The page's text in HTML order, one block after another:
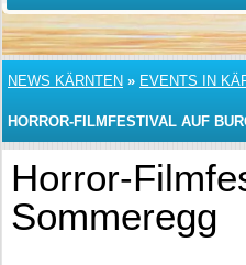
NEWS KÄRNTEN » EVENTS IN
HORROR-FILMFESTIVAL AUF
Horror-
Sommeregg